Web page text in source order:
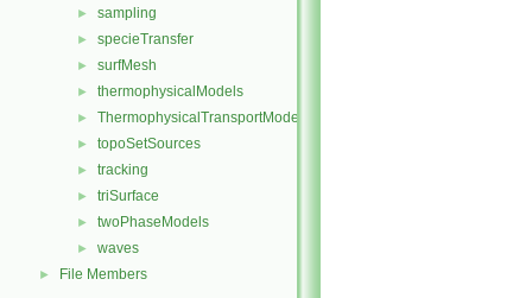
► sampling
► specieTransfer
► surfMesh
► thermophysicalModels
► ThermophysicalTransportModels
► topoSetSources
► tracking
► triSurface
► twoPhaseModels
► waves
► File Members